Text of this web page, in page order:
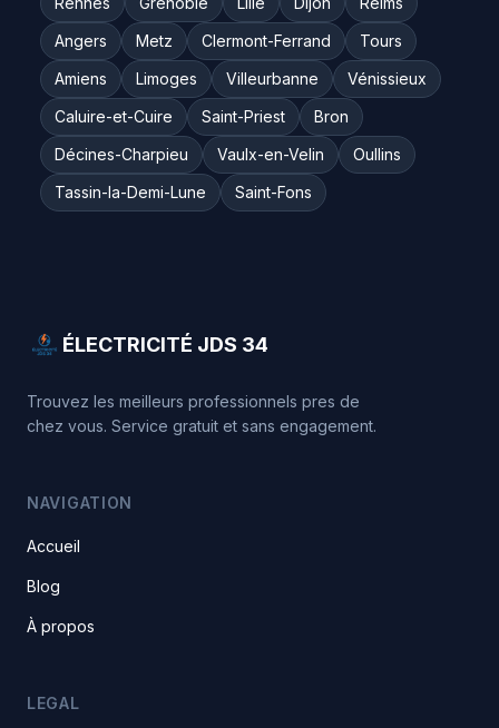
Angers
Metz Clermont-Ferrand
Tours
Amiens
Limoges Villeurbanne
Vénissieux
Caluire-et-Cuire
Saint-Priest
Bron
Décines-Charpieu
Vaulx-en-Velin
Oullins
Tassin-la-Demi-Lune
Saint-Fons
ÉLECTRICITÉ JDS 34
Trouvez les meilleurs professionnels pres de
chez vous. Service gratuit et sans engagement.
NAVIGATION
Accueil
Blog
À propos
LEGAL